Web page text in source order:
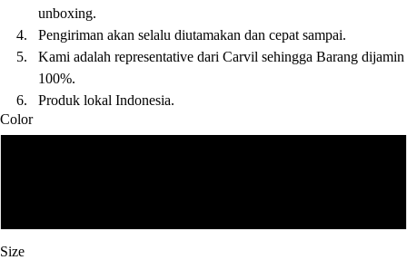
unboxing.
4.
Pengiriman akan selalu diutamakan dan cepat sampai.
5.
Kami adalah representative dari Carvil sehingga Barang
100%.
6.
Produk lokal Indonesia.
Color
Size